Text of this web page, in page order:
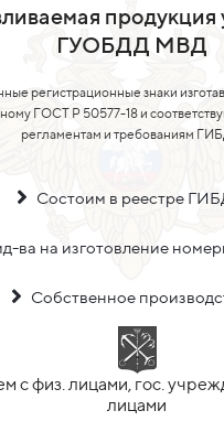
продукция
ГУОБДД МВД
регистрационные знаки
ГОСТ Р 50577-18 и
регламентам и требованиям
Состоим в реестре
ва на изготовление
Собственное
с физ. лицами, гос.
лицами